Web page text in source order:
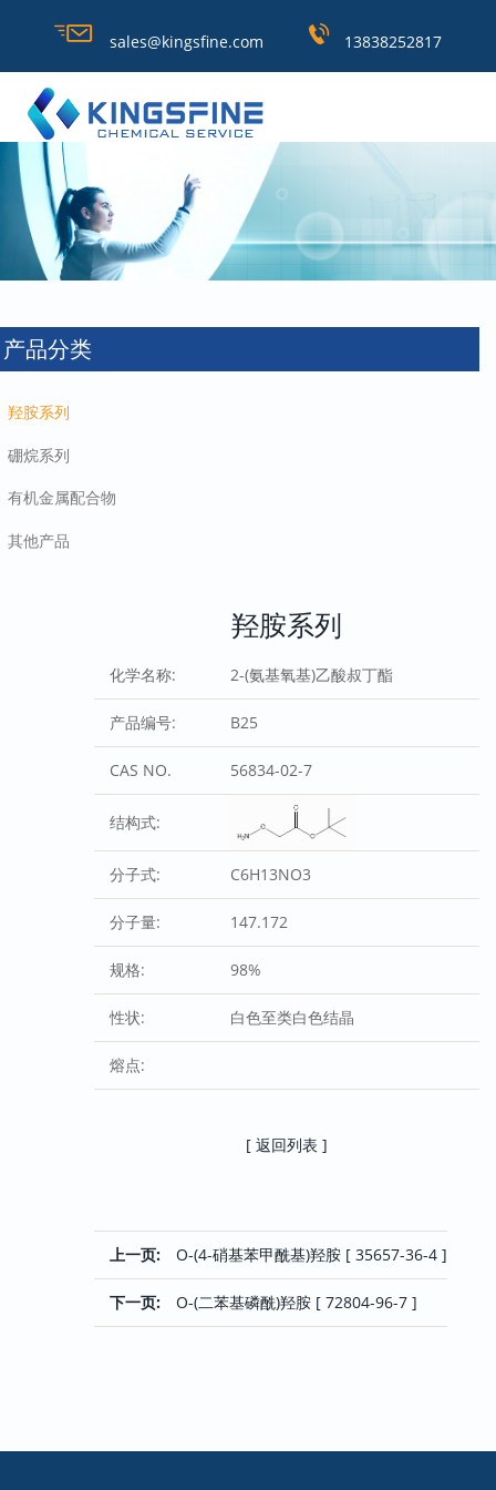
sales@kingsfine.com 13838252817
产品分类
羟胺系列
硼烷系列
有机金属配合物
其他产品
羟胺系列
化学名称: 2-(氨基氧基)乙酸叔丁酯
产品编号: B25
CAS NO. 56834-02-7
结构式:
分子式: C6H13NO3
分子量: 147.172
规格: 98%
性状: 白色至类白色结晶
熔点:
[ 返回列表 ]
上一页: O-(4-硝基苯甲酰基)羟胺 [ 35657-36-4 ]
下一页: O-(二苯基磷酰)羟胺 [ 72804-96-7 ]